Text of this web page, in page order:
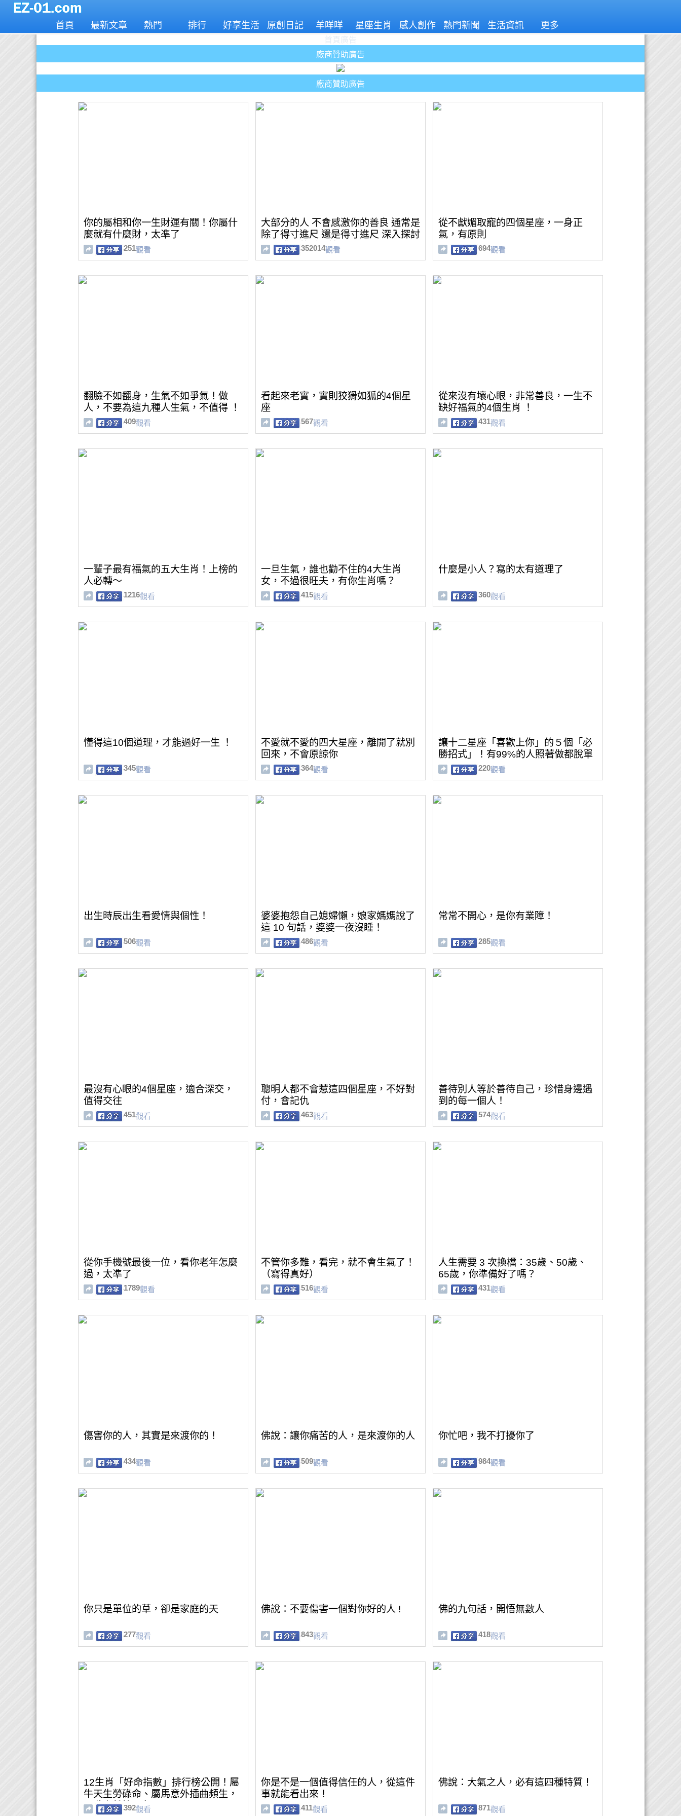
首頁 最新文章 熱門 排行 好享生活 原創日記 羊咩咩 星座生肖 感人創作 熱門新聞 生活資訊 更多
首頁廣告
廠商贊助廣告
廠商贊助廣告
你的屬相和你一生財運有關！你屬什
麼就有什麼財，太凖了
251觀看
大部分的人 不會感激你的善良 通常是
除了得寸進尺 還是得寸進尺 深入探討
心靈成長的重要性
352014觀看
從不獻媚取寵的四個星座，一身正
氣，有原則
694觀看
翻臉不如翻身，生氣不如爭氣！做
人，不要為這九種人生氣，不值得 ！
409觀看
看起來老實，實則狡猾如狐的4個星
座
567觀看
從來沒有壞心眼，非常善良，一生不
缺好福氣的4個生肖 ！
431觀看
一輩子最有福氣的五大生肖！上榜的
人必轉～
1216觀看
一旦生氣，誰也勸不住的4大生肖
女，不過很旺夫，有你生肖嗎？
415觀看
什麼是小人？寫的太有道理了
360觀看
懂得這10個道理，才能過好一生 ！
345觀看
不愛就不愛的四大星座，離開了就別
回來，不會原諒你
364觀看
讓十二星座「喜歡上你」的５個「必
勝招式」！有99%的人照著做都脫單
了 !
220觀看
出生時辰出生看愛情與個性！
506觀看
婆婆抱怨自己媳婦懶，娘家媽媽說了
這 10 句話，婆婆一夜沒睡！
486觀看
常常不開心，是你有業障！
285觀看
最沒有心眼的4個星座，適合深交，
值得交往
451觀看
聰明人都不會惹這四個星座，不好對
付，會記仇
463觀看
善待別人等於善待自己，珍惜身邊遇
到的每一個人！
574觀看
從你手機號最後一位，看你老年怎麼
過，太凖了
1789觀看
不管你多難，看完，就不會生氣了！
（寫得真好）
516觀看
人生需要 3 次換檔：35歲、50歲、
65歲，你準備好了嗎？
431觀看
傷害你的人，其實是來渡你的！
434觀看
佛說：讓你痛苦的人，是來渡你的人
509觀看
你忙吧，我不打擾你了
984觀看
你只是單位的草，卻是家庭的天
277觀看
佛說：不要傷害一個對你好的人 !
843觀看
佛的九句話，開悟無數人
418觀看
12生肖「好命指數」排行榜公開！屬
牛天生勞碌命、屬馬意外插曲頻生，
屬雞竟然第一名？
392觀看
你是不是一個值得信任的人，從這件
事就能看出來！
411觀看
佛說：大氣之人，必有這四種特質！
871觀看